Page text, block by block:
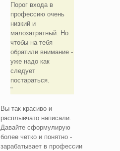
Порог входа в
профессию очень
низкий и
малозатратный. Но
чтобы на тебя
обратили внимание -
уже надо как
следует
постараться.
Вы так красиво и
расплывчато написали.
Давайте сформулирую
более четко и понятно -
зарабатывает в профессии